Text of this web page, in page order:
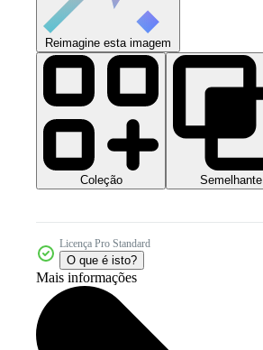
Reimagine esta imagem
Coleção Semelhante
Licença Pro Standard
O que é isto?
Mais informações